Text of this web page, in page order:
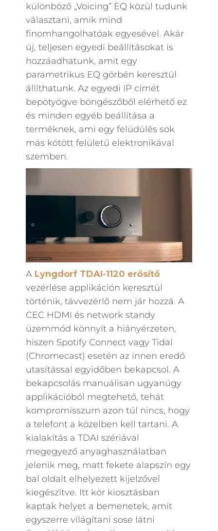
különböző „Voicing” EQ közül tudunk
választani, amik mind
finomhangolhatóak egyesével. Akár
új, teljesen egyedi beállításokat is
hozzáadhatunk, amit egy
parametrikus EQ görbén keresztül
állíthatunk. Az egyedi IP címét
bepötyögve böngészőből elérhető ez
és minden egyéb beállítása a
terméknek, ami egy felüdülés sok
más kötött felületű elektronikával
szemben.
A Lyngdorf TDAI-1120 erősítő
vezérlése applikáción keresztül
történik, távvezérlő nem jár hozzá. A
CEC HDMI és network standy
üzemmód könnyít a hiányérzeten,
hiszen Spotify Connect vagy Tidal
(Chromecast) esetén az innen eredő
utasítással egyidőben bekapcsol. A
bekapcsolás manuálisan ugyanúgy
applikációból megtehető, tehát
kompromisszum azon túl nincs, hogy
a telefont a közelben kell tartani. A
kialakítás a TDAI szériával
megegyező anyaghasználatban
jelenik meg, matt fekete alapszín egy
bal oldalt elhelyezett kijelzővel
kiegészítve. Itt kör kiosztásban
kaptak helyet a bemenetek, amit
egyszerre világítani sose látni